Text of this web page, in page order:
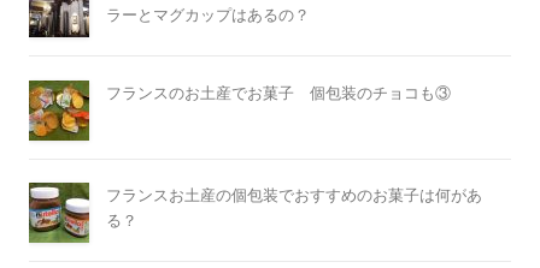
ラーとマグカップはあるの？
フランスのお土産でお菓子 個包装のチョコも③
フランスお土産の個包装でおすすめのお菓子は何があ
る？